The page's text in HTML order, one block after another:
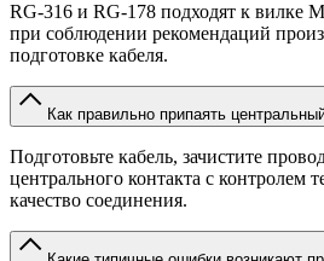
RG-316 и RG-178 подходят к вилке
при соблюдении рекомендаций
подготовке кабеля.
Как правильно припаять
Подготовьте кабель, зачистите
центрального контакта с контролем
качество соединения.